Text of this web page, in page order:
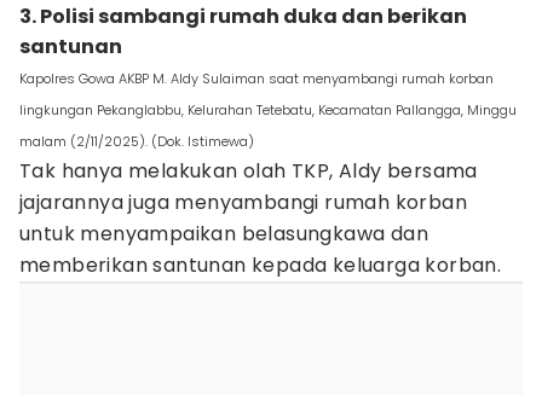
3. Polisi sambangi rumah duka dan berikan
santunan
Kapolres Gowa AKBP M. Aldy Sulaiman saat menyambangi rumah korban
lingkungan Pekanglabbu, Kelurahan Tetebatu, Kecamatan Pallangga, Minggu
malam (2/11/2025). (Dok. Istimewa)
Tak hanya melakukan olah TKP, Aldy bersama
jajarannya juga menyambangi rumah korban
untuk menyampaikan belasungkawa dan
memberikan santunan kepada keluarga korban.